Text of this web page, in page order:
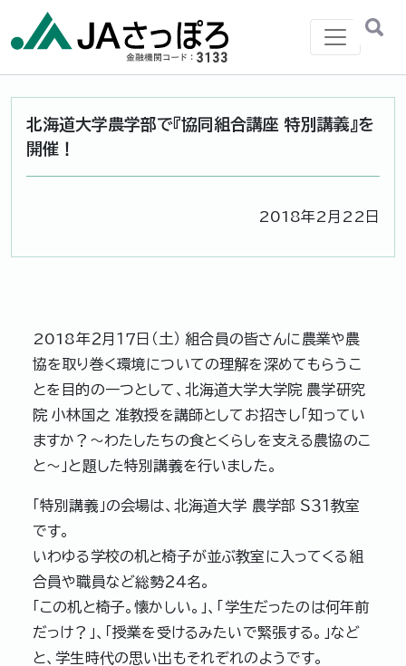
メインナビゲーション
北海道大学農学部で『協同組合講座 特別講義』を
開催！
2018年2月22日
2018年２月１７日（土） 組合員の皆さんに農業や農
協を取り巻く環境についての理解を深めてもらうこ
とを目的の一つとして、北海道大学大学院 農学研究
院 小林国之 准教授を講師としてお招きし「知ってい
ますか？～わたしたちの食とくらしを支える農協のこ
と～」と題した特別講義を行いました。
「特別講義」の会場は、北海道大学 農学部 Ｓ３１教室
です。
いわゆる学校の机と椅子が並ぶ教室に入ってくる組
合員や職員など総勢２４名。
「この机と椅子。懐かしい。」、「学生だったのは何年前
だっけ？」、「授業を受けるみたいで緊張する。」など
と、学生時代の思い出もそれぞれのようです。